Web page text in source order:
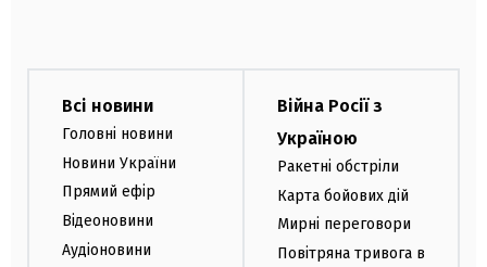
Всі новини
Головні новини
Новини України
Прямий ефір
Відеоновини
Аудіоновини
Війна Росії з
Україною
Ракетні обстріли
Карта бойових дій
Мирні переговори
Повітряна тривога в